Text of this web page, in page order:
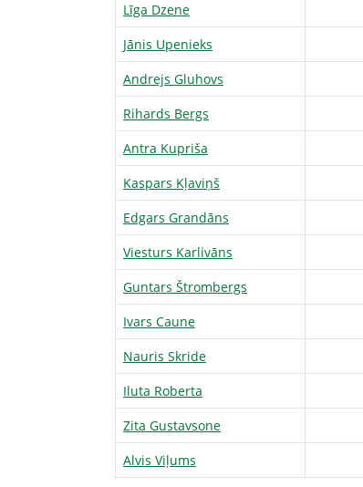
Līga Dzene
Jānis Upenieks
Andrejs Gluhovs
Rihards Bergs
Antra Kupriša
Kaspars Kļaviņš
Edgars Grandāns
Viesturs Karlivāns
Guntars Štrombergs
Ivars Caune
Nauris Skride
Iluta Roberta
Zita Gustavsone
Alvis Viļums